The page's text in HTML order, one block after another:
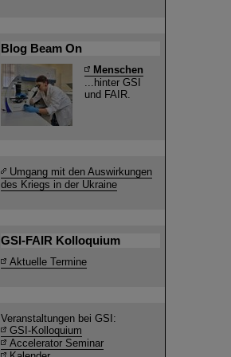
Blog Beam On
Menschen
...hinter GSI
und FAIR.
Umgang mit den Auswirkungen
des Kriegs in der Ukraine
GSI-FAIR Kolloquium
Aktuelle Termine
Veranstaltungen bei GSI:
GSI-Kolloquium
Accelerator Seminar